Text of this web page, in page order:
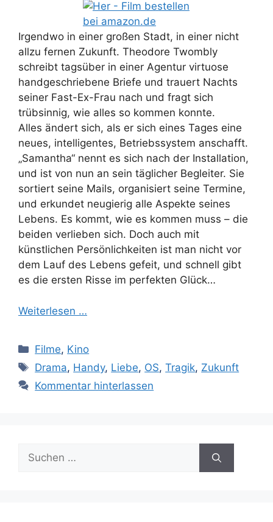
Irgendwo in einer großen Stadt, in einer nicht
allzu fernen Zukunft. Theodore Twombly
schreibt tagsüber in einer Agentur virtuose
handgeschriebene Briefe und trauert Nachts
seiner Fast-Ex-Frau nach und fragt sich
trübsinnig, wie alles so kommen konnte.
Alles ändert sich, als er sich eines Tages eine
neues, intelligentes, Betriebssystem anschafft.
„Samantha“ nennt es sich nach der Installation,
und ist von nun an sein täglicher Begleiter. Sie
sortiert seine Mails, organisiert seine Termine,
und erkundet neugierig alle Aspekte seines
Lebens. Es kommt, wie es kommen muss – die
beiden verlieben sich. Doch auch mit
künstlichen Persönlichkeiten ist man nicht vor
dem Lauf des Lebens gefeit, und schnell gibt
es die ersten Risse im perfekten Glück…
Weiterlesen …
Kategorien
Filme, Kino
Schlagwörter
Drama, Handy, Liebe, OS,Tragik, Zukunft
Kommentar hinterlassen
Suchen
nach: